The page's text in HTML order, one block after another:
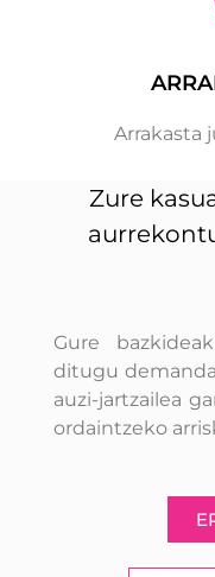
Arrakasta
Zure
Gure
ditugu
auzi-jartzailea
ordaintzeko